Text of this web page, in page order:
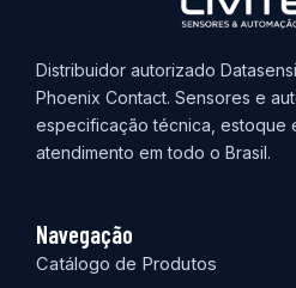
Distribuidor autorizado
Phoenix Contact. Sensores e
especificação técnica, estoque
atendimento em todo o Brasil.
Navegação
Catálogo de Produtos